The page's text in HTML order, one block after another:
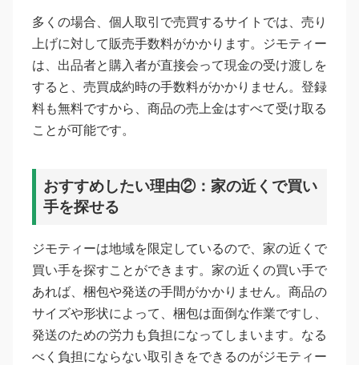
多くの場合、個人取引で売買するサイトでは、売り
上げに対して販売手数料がかかります。ジモティー
は、出品者と購入者が直接会って現金の受け渡しを
すると、売買成約時の手数料がかかりません。登録
料も無料ですから、商品の売上金はすべて受け取る
ことが可能です。
おすすめしたい理由②：家の近くで買い
手を探せる
ジモティーは地域を限定しているので、家の近くで
買い手を探すことができます。家の近くの買い手で
あれば、梱包や発送の手間がかかりません。商品の
サイズや形状によって、梱包は面倒な作業ですし、
発送のための労力も負担になってしまいます。なる
べく負担にならない取引きをできるのがジモティー